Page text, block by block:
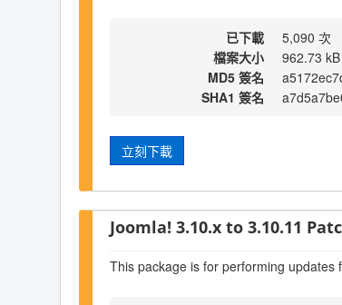
已下載
5,090 次
檔案大小
962.73 kB
MD5 簽名
SHA1 簽名
立刻下載
Joomla! 3.10.x to 3.10.11
This package is for performing updates